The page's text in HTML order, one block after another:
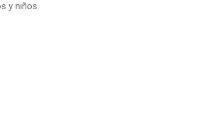
y niños.